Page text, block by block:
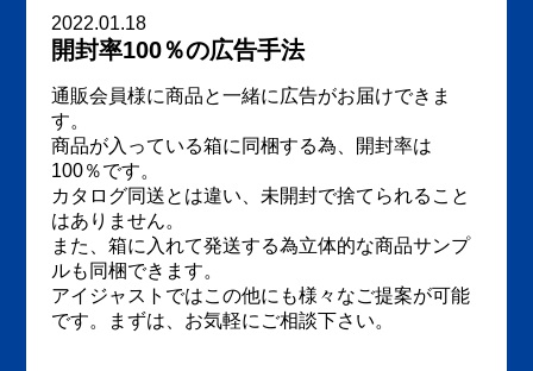
2022.01.18
開封率100％の広告手法
通販会員様に商品と一緒に広告がお届けできま
す。
商品が入っている箱に同梱する為、開封率は
100％です。
カタログ同送とは違い、未開封で捨てられること
はありません。
また、箱に入れて発送する為立体的な商品サンプ
ルも同梱できます。
アイジャストではこの他にも様々なご提案が可能
です。まずは、お気軽にご相談下さい。